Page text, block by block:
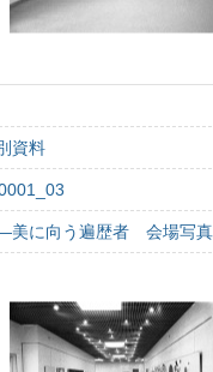
資料
美に向う遍歴者 会場写真